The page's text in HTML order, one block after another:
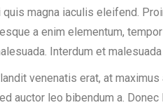
quis magna iaculis eleifend.
a enim elementum,
Interdum et
venenatis erat, at
auctor leo bibendum a.